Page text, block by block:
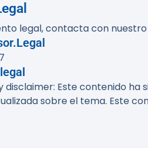
legal, contacta con nuestro
disclaimer: Este contenido ha
sobre el tema. Este